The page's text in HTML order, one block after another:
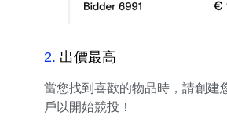
2. 出價最高
當您找到喜歡的物品時，請創建
戶以開始競投！